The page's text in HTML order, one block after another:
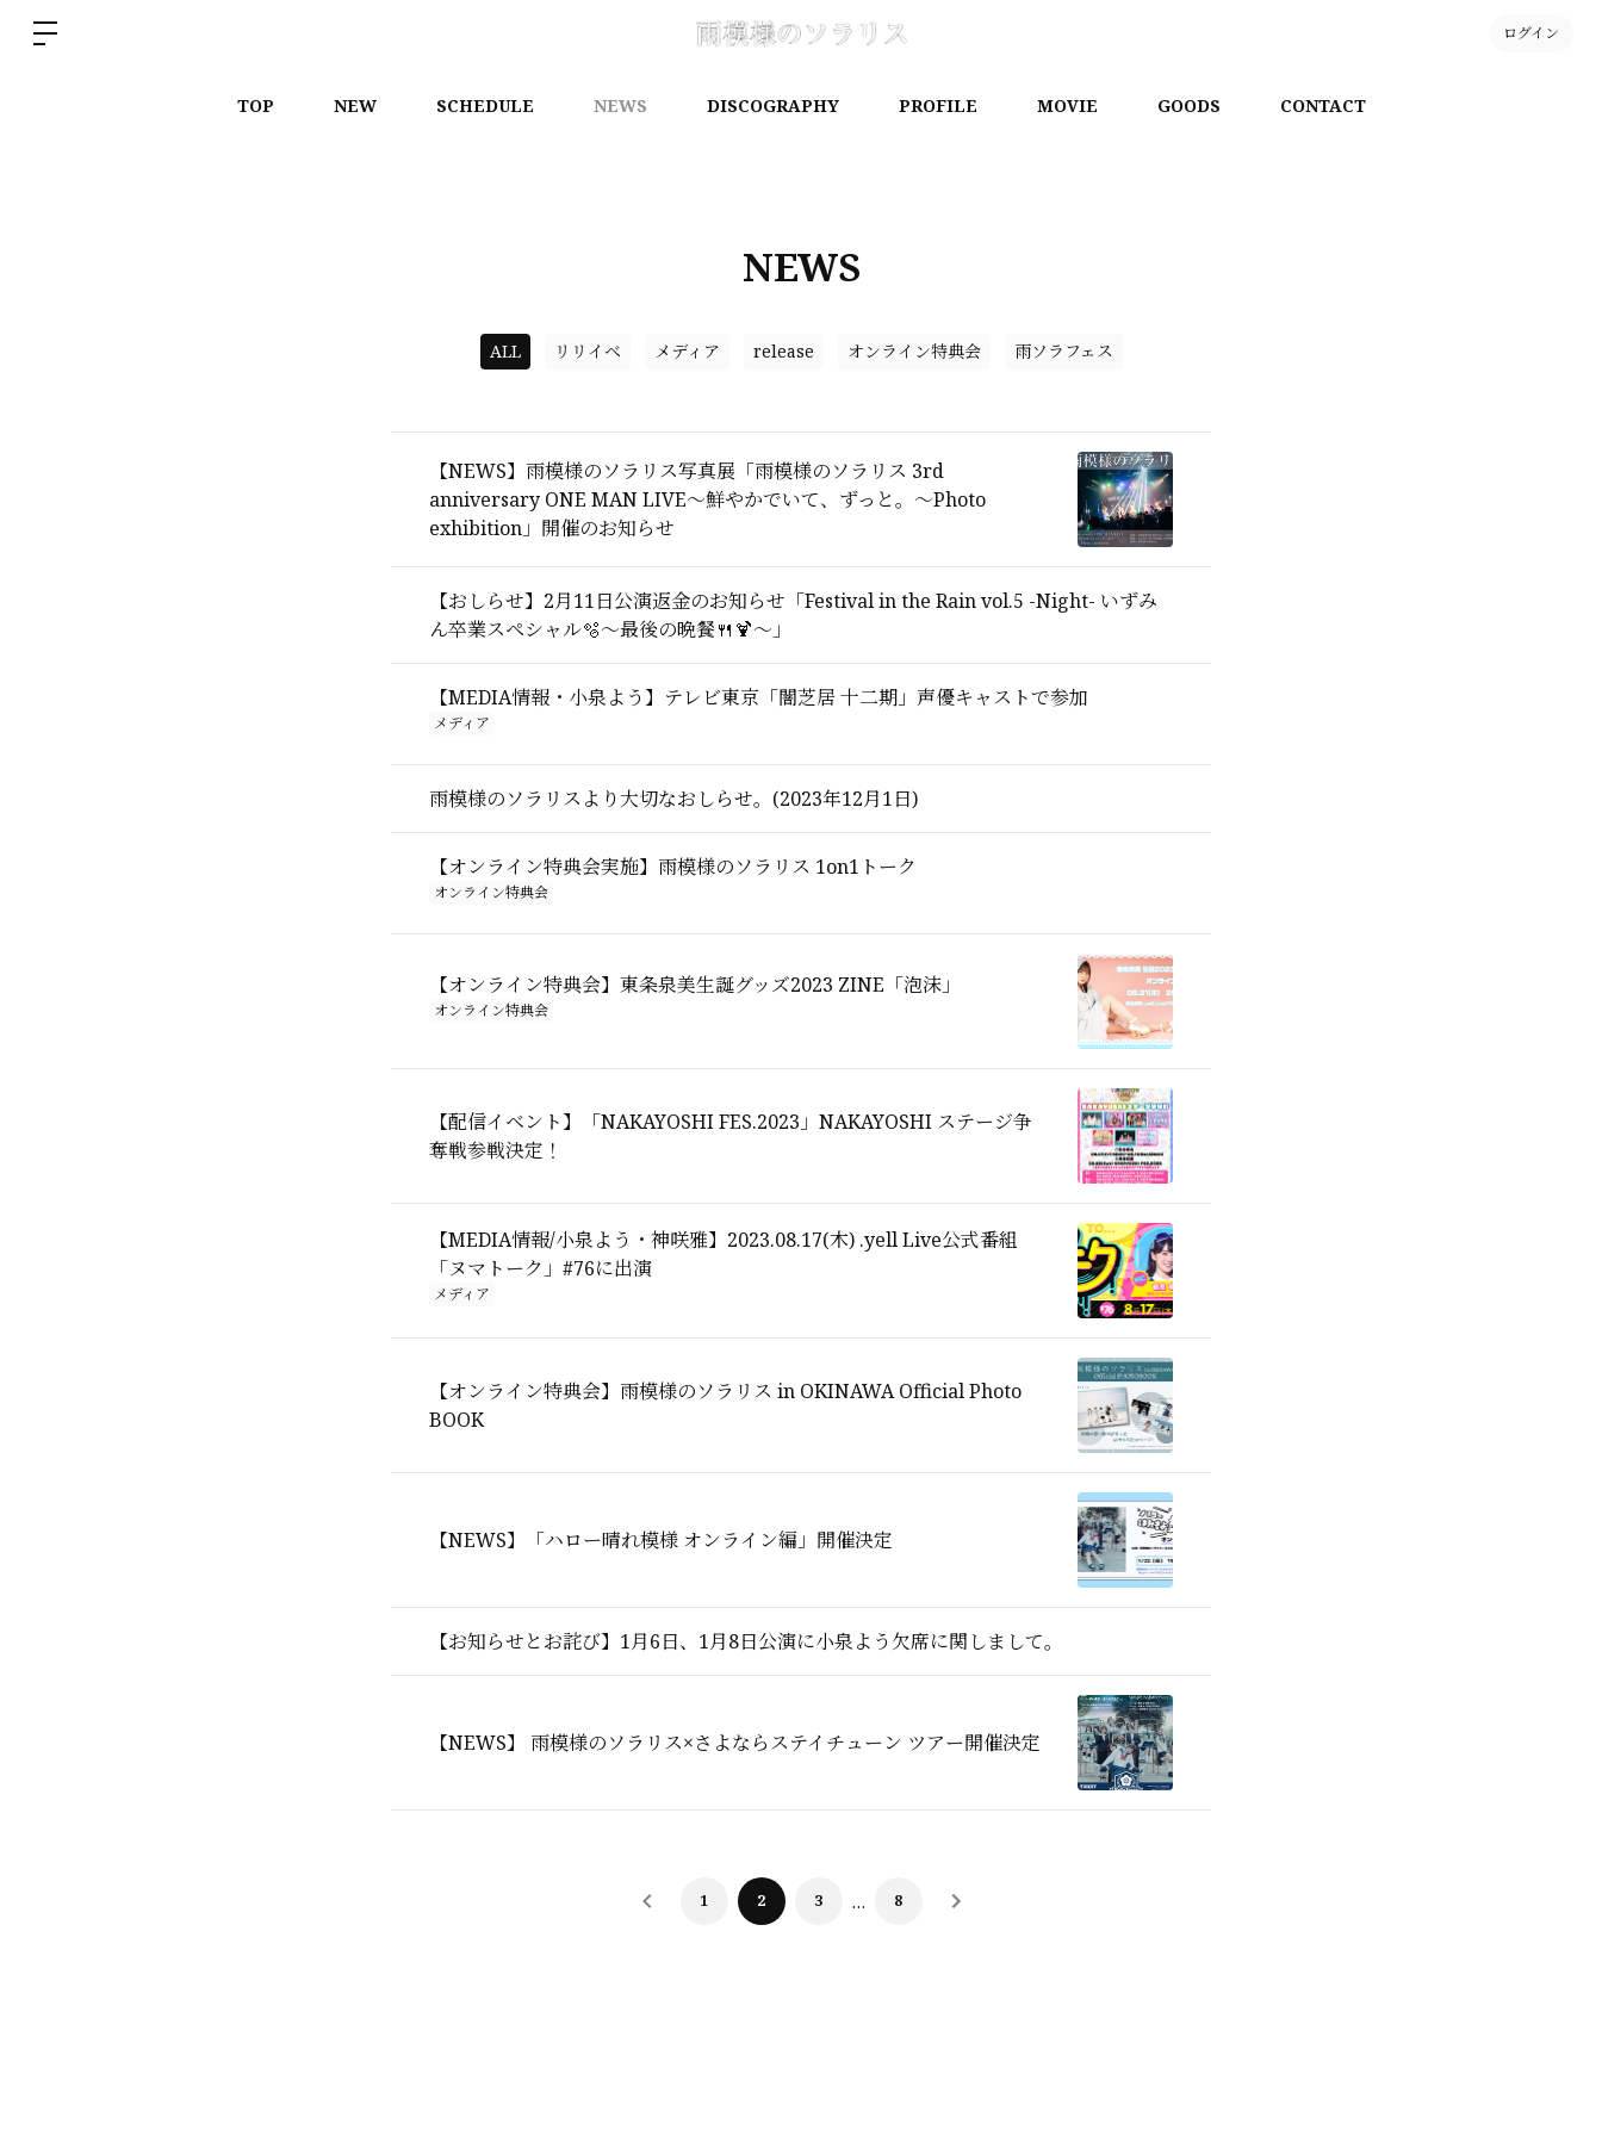
ログイン
TOP NEW SCHEDULE NEWS DISCOGRAPHY PROFILE MOVIE GOODS CONTACT
NEWS
ALL リリイベ メディア release オンライン特典会 雨ソラフェス
【NEWS】雨模様のソラリス写真展「雨模様のソラリス 3rd
anniversary ONE MAN LIVE〜鮮やかでいて、ずっと。〜Photo
exhibition」開催のお知らせ
【おしらせ】2月11日公演返金のお知らせ「Festival in the Rain vol.5 -Night- いずみ
ん卒業スペシャル🫧〜最後の晩餐🍴🍹〜」
【MEDIA情報・小泉よう】テレビ東京「闇芝居 十二期」声優キャストで参加
メディア
雨模様のソラリスより大切なおしらせ。(2023年12月1日)
【オンライン特典会実施】雨模様のソラリス 1on1トーク
オンライン特典会
【オンライン特典会】東条泉美生誕グッズ2023 ZINE「泡沫」
オンライン特典会
【配信イベント】「NAKAYOSHI FES.2023」NAKAYOSHI ステージ争
奪戦参戦決定！
【MEDIA情報/小泉よう・神咲雅】2023.08.17(木) .yell Live公式番組
「ヌマトーク」#76に出演
メディア
【オンライン特典会】雨模様のソラリス in OKINAWA Official Photo
BOOK
【NEWS】「ハロー晴れ模様 オンライン編」開催決定
【お知らせとお詫び】1月6日、1月8日公演に小泉よう欠席に関しまして。
【NEWS】 雨模様のソラリス×さよならステイチューン ツアー開催決定
1 2 3 … 8